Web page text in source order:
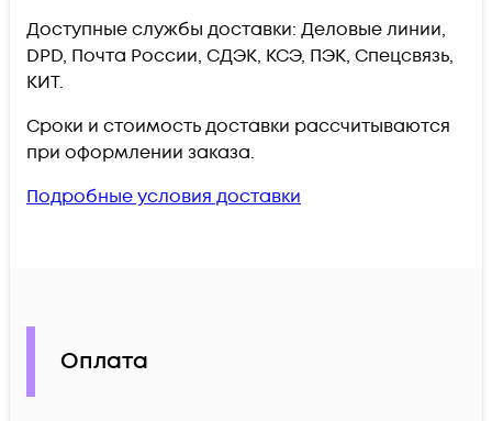
Доступные службы доставки: Деловые линии,
DPD, Почта России, СДЭК, КСЭ, ПЭК, Спецсвязь,
КИТ.
Сроки и стоимость доставки рассчитываются
при оформлении заказа.
Подробные условия доставки
Оплата